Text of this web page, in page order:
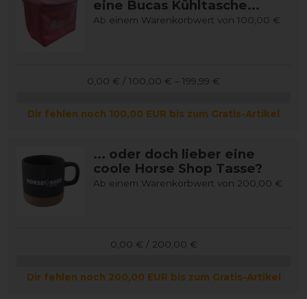
eine Bucas Kühltasche...
Ab einem Warenkorbwert von 100,00 €
0,00 € / 100,00 € – 199,99 €
Dir fehlen noch 100,00 EUR bis zum Gratis-Artikel
... oder doch lieber eine
coole Horse Shop Tasse?
Ab einem Warenkorbwert von 200,00 €
0,00 € / 200,00 €
Dir fehlen noch 200,00 EUR bis zum Gratis-Artikel